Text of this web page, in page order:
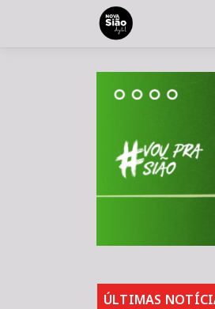
ÚLTIMAS
Lei prorroga uso